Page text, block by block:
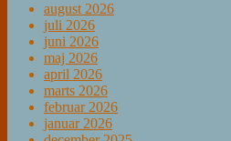
august 2026
juli 2026
juni 2026
maj 2026
april 2026
marts 2026
februar 2026
januar 2026